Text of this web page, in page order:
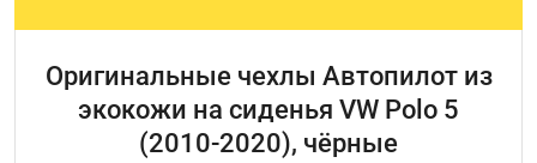
Оригинальные чехлы Автопилот из
экокожи на сиденья VW Polo 5
(2010-2020), чёрные